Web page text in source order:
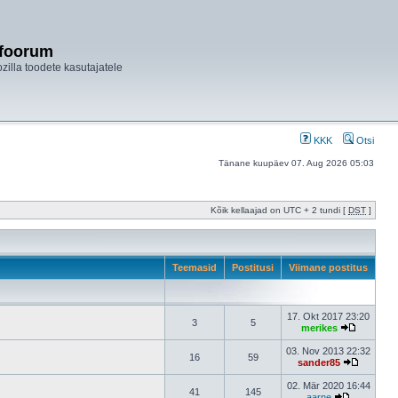
toodete kasutajatele
KKK Otsi
Tänane kuupäev 07. Aug 2026 05:03
Kõik kellaajad on UTC + 2 tundi [ DST ]
Teemasid Postitusi Viimane postitus
3 5
17. Okt 2017 23:20
merikes
16 59
03. Nov 2013 22:32
sander85
41 145
02. Mär 2020 16:44